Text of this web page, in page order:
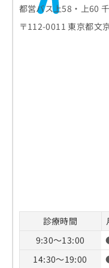
都営バス上58・上60
〒112-0011 東京都文
診療時間
9:30～13:00
14:30～19:00